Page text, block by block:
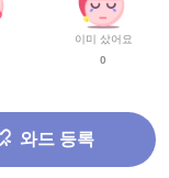
이미 샀어요
0
와드 등록